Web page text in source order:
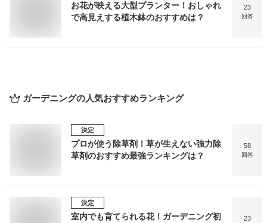
お花が映える大型プランター！おしゃれ
で高見えする植木鉢のおすすめは？
23
回答
ガーデニングの人気おすすめランキング
決定
プロが使う除草剤！草が生えない強力除
草剤のおすすめ最強ランキングは？
58
回答
決定
室内でも育てられる花！ガーデニング初
23